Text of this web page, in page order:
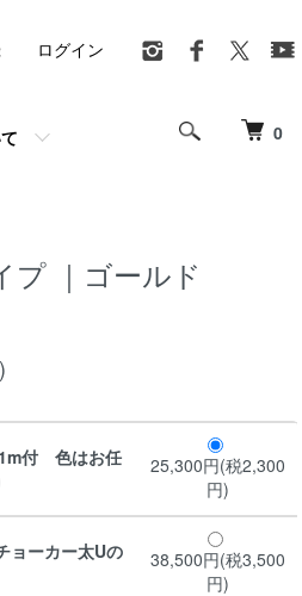
0
ログイン
プ ｜ゴールド
付 色はお任
25,300円(税2,300
円)
ョーカー太Uの
38,500円(税3,500
円)